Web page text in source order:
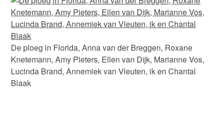
De ploeg in Florida, Anna van der Breggen, Roxane
Knetemann, Amy Pieters, Ellen van Dijk, Marianne Vos,
Lucinda Brand, Annemiek van Vleuten, ik en Chantal
Blaak